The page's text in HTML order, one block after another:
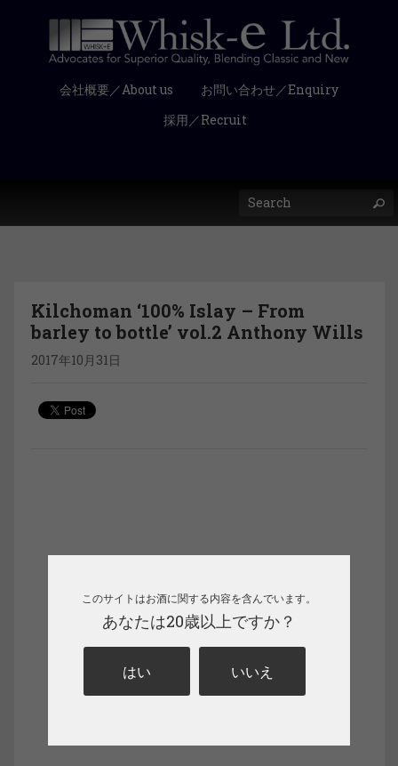
会社概要／About us
お問い合わせ／Enquiry
採用／Recruit
Kilchoman ‘100% Islay – From
barley to bottle’ vol.2 Anthony Wills
2017年10月31日
このサイトはお酒に関する内容を含んでいます。
あなたは20歳以上ですか？
はい いいえ